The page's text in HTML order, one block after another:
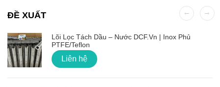
ĐỀ XUẤT
Lõi Lọc Tách Dầu – Nước DCF.vn | Inox Phủ
PTFE/Teflon
Liên hệ